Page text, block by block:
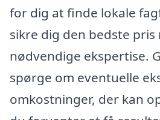
for dig at finde lokale
sikre dig den bedste pris
nødvendige ekspertise.
spørge om eventuelle
omkostninger, der kan